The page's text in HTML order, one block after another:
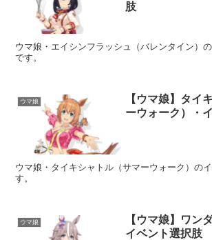
肢
ウマ娘・エイシンフラッシュ（バレンタイン）
です。
ウマ娘
【ウマ娘】タイ
ーウォーク）・
ウマ娘・タイキシャトル（サマーウォーク）の
す。
ウマ娘
【ウマ娘】ワン
イベント選択肢